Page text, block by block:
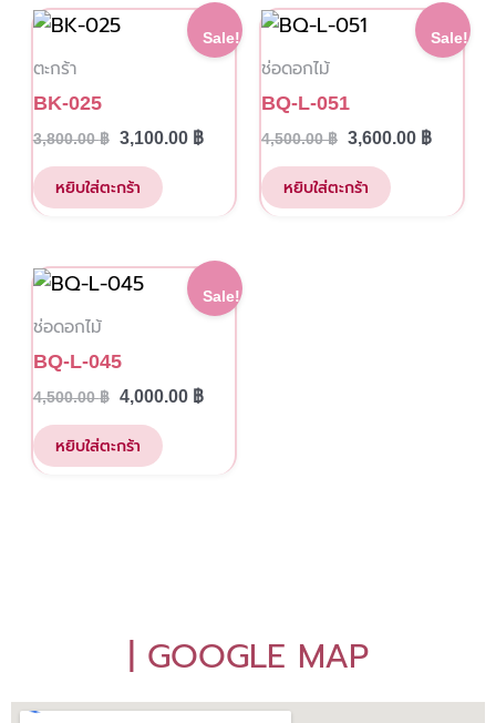
Sale!
ตะกร้า
BK-025
3,800.00฿
Original
3,100.00 ฿
Current
price
หยิบใส่ตะกร้า
Sale!
ช่อดอกไม้
BQ-L-051
4,500.00฿
Original
3,600.00 ฿
Current
price
หยิบใส่ตะกร้า
Sale!
ช่อดอกไม้
BQ-L-045
4,500.00฿
Original
4,000.00 ฿
Current
price
หยิบใส่ตะกร้า
| GOOGLE MAP